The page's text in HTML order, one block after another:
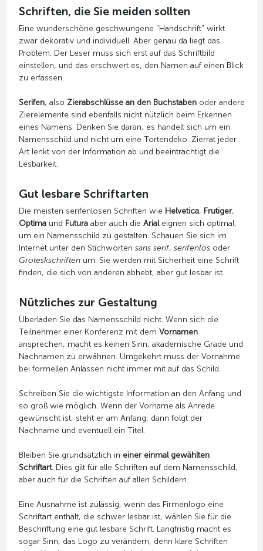
Schriften, die Sie meiden sollten
Eine wunderschöne geschwungene "Handschrift" wirkt
zwar dekorativ und individuell. Aber genau da liegt das
Problem. Der Leser muss sich erst auf das Schriftbild
einstellen, und das erschwert es, den Namen auf einen Blick
zu erfassen.
Serifen, also Zierabschlüsse an den Buchstabenoder andere
Zierelemente sind ebenfalls nicht nützlich beim Erkennen
eines Namens. Denken Sie daran, es handelt sich um ein
Namensschild und nicht um eine Tortendeko. Zierrat jeder
Art lenkt von der Information ab und beeinträchtigt die
Lesbarkeit.
Gut lesbare Schriftarten
Die meisten serifenlosen Schriften wie Helvetica, Frutiger,
Optimaund Futuraaber auch die Arialeignen sich optimal,
um ein Namensschild zu gestalten. Schauen Sie sich im
Internet unter den Stichworten sans serif, serifenlosoder
Groteskschriftenum. Sie werden mit Sicherheit eine Schrift
finden, die sich von anderen abhebt, aber gut lesbar ist.
Nützliches zur Gestaltung
Überladen Sie das Namensschild nicht. Wenn sich die
Teilnehmer einer Konferenz mit dem Vornamen
ansprechen, macht es keinen Sinn, akademische Grade und
Nachnamen zu erwähnen. Umgekehrt muss der Vornahme
bei formellen Anlässen nicht immer mit auf das Schild.
Schreiben Sie die wichtigste Information an den Anfang und
so groß wie möglich. Wenn der Vorname als Anrede
gewünscht ist, steht er am Anfang, dann folgt der
Nachname und eventuell ein Titel.
Bleiben Sie grundsätzlich in einer einmal gewählten
Schriftart. Dies gilt für alle Schriften auf dem Namensschild,
aber auch für die Schriften auf allen Schildern.
Eine Ausnahme ist zulässig, wenn das Firmenlogo eine
Schriftart enthält, die schwer lesbar ist, wählen Sie für die
Beschriftung eine gut lesbare Schrift. Langfristig macht es
sogar Sinn, das Logo zu verändern, denn klare Schriften